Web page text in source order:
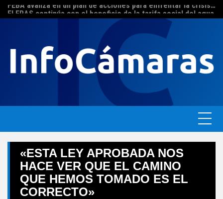
Skip
to
El ERAS continúa con el beneficio de la tarifa social del agua
«ESTA LEY APROBADA NOS
HACE VER QUE EL CAMINO
QUE HEMOS TOMADO ES EL
CORRECTO»